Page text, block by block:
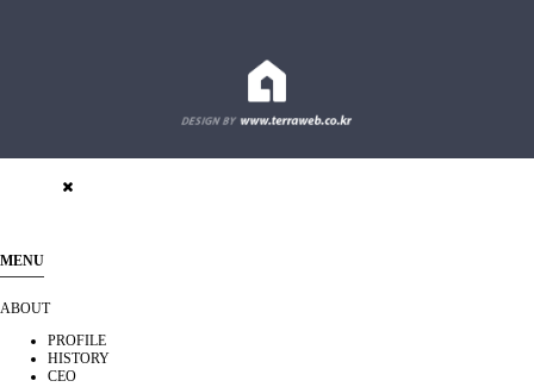
MENU
ABOUT
PROFILE
HISTORY
CEO